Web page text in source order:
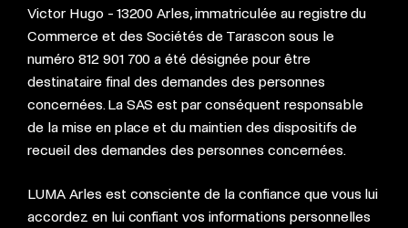
Victor Hugo - 13200 Arles, immatriculée au registre du
Commerce et des Sociétés de Tarascon sous le
numéro 812 901 700 a été désignée pour être
destinataire final des demandes des personnes
concernées. La SAS est par conséquent responsable
de la mise en place et du maintien des dispositifs de
recueil des demandes des personnes concernées.
LUMA Arles est consciente de la confiance que vous lui
accordez en lui confiant vos informations personnelles